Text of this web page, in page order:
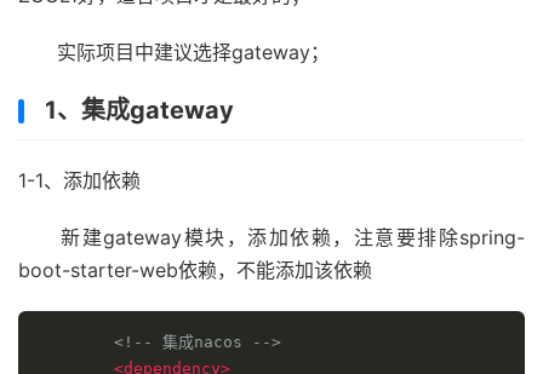
实际项目中建议选择gateway；
1、集成gateway
1-1、添加依赖
新建gateway模块，添加依赖，注意要排除spring-
boot-starter-web依赖，不能添加该依赖
<!-- 集成nacos -->
<dependency>